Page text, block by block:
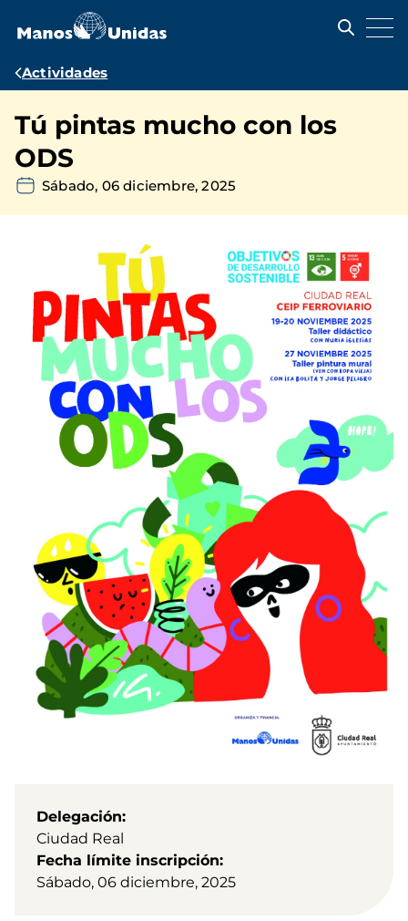
contenido
Ruta
navegación
Actividades
Tú pintas mucho con los
ODS
Sábado, 06 diciembre, 2025
Delegación
Ciudad Real
Fecha límite inscripción
Sábado, 06 diciembre, 2025